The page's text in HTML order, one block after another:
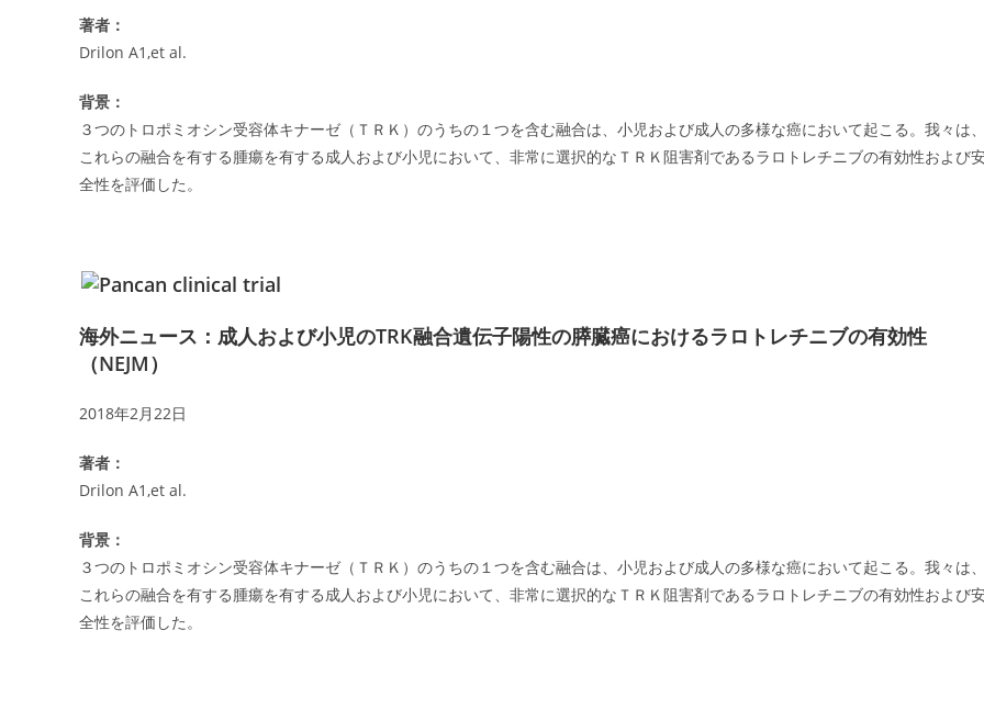
著者：
Drilon A1,et al.
背景：
３つのトロポミオシン受容体キナーゼ（ＴＲＫ）のうちの１つを含む融合は、小児および成人の多様な癌において起こる。我々は、
これらの融合を有する腫瘍を有する成人および小児において、非常に選択的なＴＲＫ阻害剤であるラロトレチニブの有効性および
全性を評価した。
海外ニュース：成人および小児のTRK融合遺伝子陽性の膵臓癌におけるラロトレチニブの有効性
（NEJM）
2018年2月22日
著者：
Drilon A1,et al.
背景：
３つのトロポミオシン受容体キナーゼ（ＴＲＫ）のうちの１つを含む融合は、小児および成人の多様な癌において起こる。我々は、
これらの融合を有する腫瘍を有する成人および小児において、非常に選択的なＴＲＫ阻害剤であるラロトレチニブの有効性および
全性を評価した。